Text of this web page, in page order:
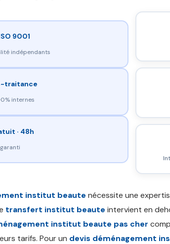
9001
indépendants
traitance
internes
· 48h
institut beaute nécessite une
transfert institut beaute intervient en
institut beaute pas cher
tarifs. Pour un devis déménagement